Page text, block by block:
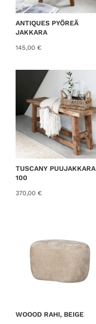
ANTIQUES PYÖREÄ
JAKKARA
145,00 €
TUSCANY PUUJAKKARA
100
370,00 €
WOOOD RAHI, BEIGE